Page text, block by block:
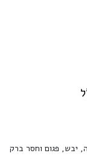
יבש, פגום וחסר ברק